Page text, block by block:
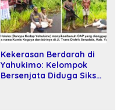
Kekerasan Berdarah di
Yahukimo: Kelompok
Bersenjata Diduga Siksa